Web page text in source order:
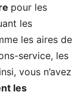
pour les
les
les aires de
service, les
vous n’avez
les